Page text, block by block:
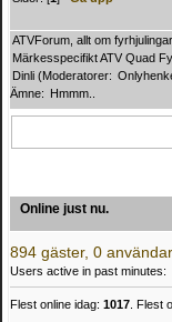
ATVForum, allt om fyrhjulingar
Märkesspecifikt ATV Quad
Dinli (Moderatorer:
Ämne:
Hmmm..
Online just nu.
894 gäster, 0
Users active in past minutes:
Flest online idag: 1017 . Flest